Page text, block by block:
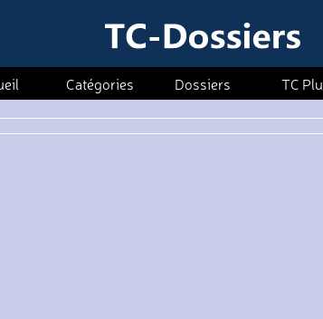
Catégories Dossiers TC